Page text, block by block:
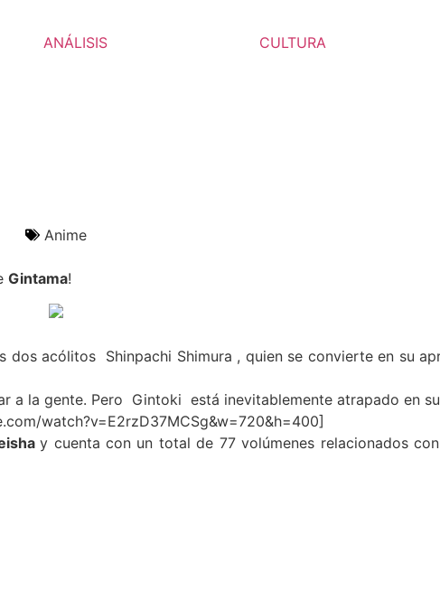
ANÁLISIS CULTURA
Anime
Gintama!
dos acólitos Shinpachi Shimura , quien se convierte en su
a la gente. Pero Gintoki está inevitablemente atrapado en
watch?v=E2rzD37MCSg&w=720&h=400]
y cuenta con un total de 77 volúmenes relacionados